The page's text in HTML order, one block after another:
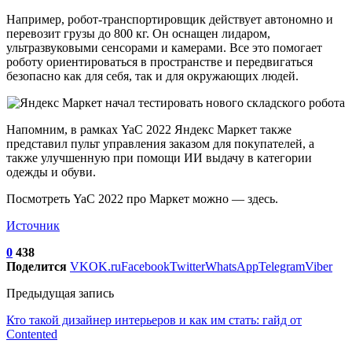
Например, робот-транспортировщик действует автономно и
перевозит грузы до 800 кг. Он оснащен лидаром,
ультразвуковыми сенсорами и камерами. Все это помогает
роботу ориентироваться в пространстве и передвигаться
безопасно как для себя, так и для окружающих людей.
Напомним, в рамках YaC 2022 Яндекс Маркет также
представил пульт управления заказом для покупателей, а
также улучшенную при помощи ИИ выдачу в категории
одежды и обуви.
Посмотреть YaC 2022 про Маркет можно — здесь.
Источник
0 438
Поделится VKOK.ruFacebookTwitterWhatsAppTelegramViber
Предыдущая запись
Кто такой дизайнер интерьеров и как им стать: гайд от
Contented